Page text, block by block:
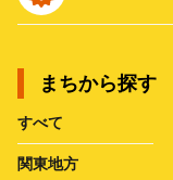
まちから探す
すべて
関東地方